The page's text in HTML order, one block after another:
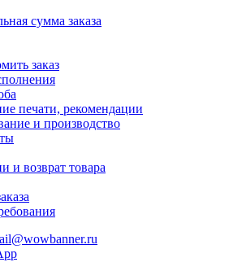
сумма заказа
заказ
печати, рекомендации
и производство
и возврат товара